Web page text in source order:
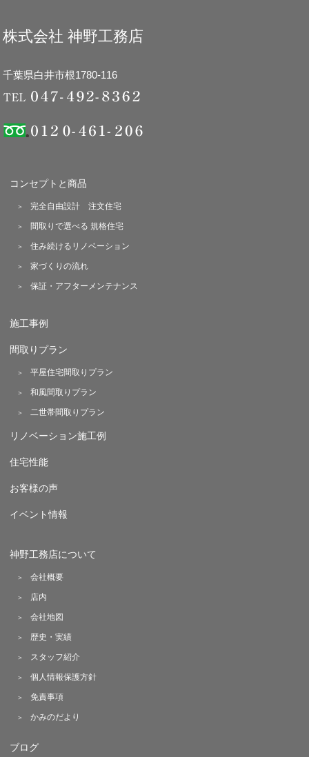
株式会社 神野工務店
千葉県白井市根1780-116
コンセプトと商品
完全自由設計 注文住宅
間取りで選べる 規格住宅
住み続けるリノベーション
家づくりの流れ
保証・アフターメンテナンス
施工事例
間取りプラン
平屋住宅間取りプラン
和風間取りプラン
二世帯間取りプラン
リノベーション施工例
住宅性能
お客様の声
イベント情報
神野工務店について
会社概要
店内
会社地図
歴史・実績
スタッフ紹介
個人情報保護方針
免責事項
かみのだより
ブログ